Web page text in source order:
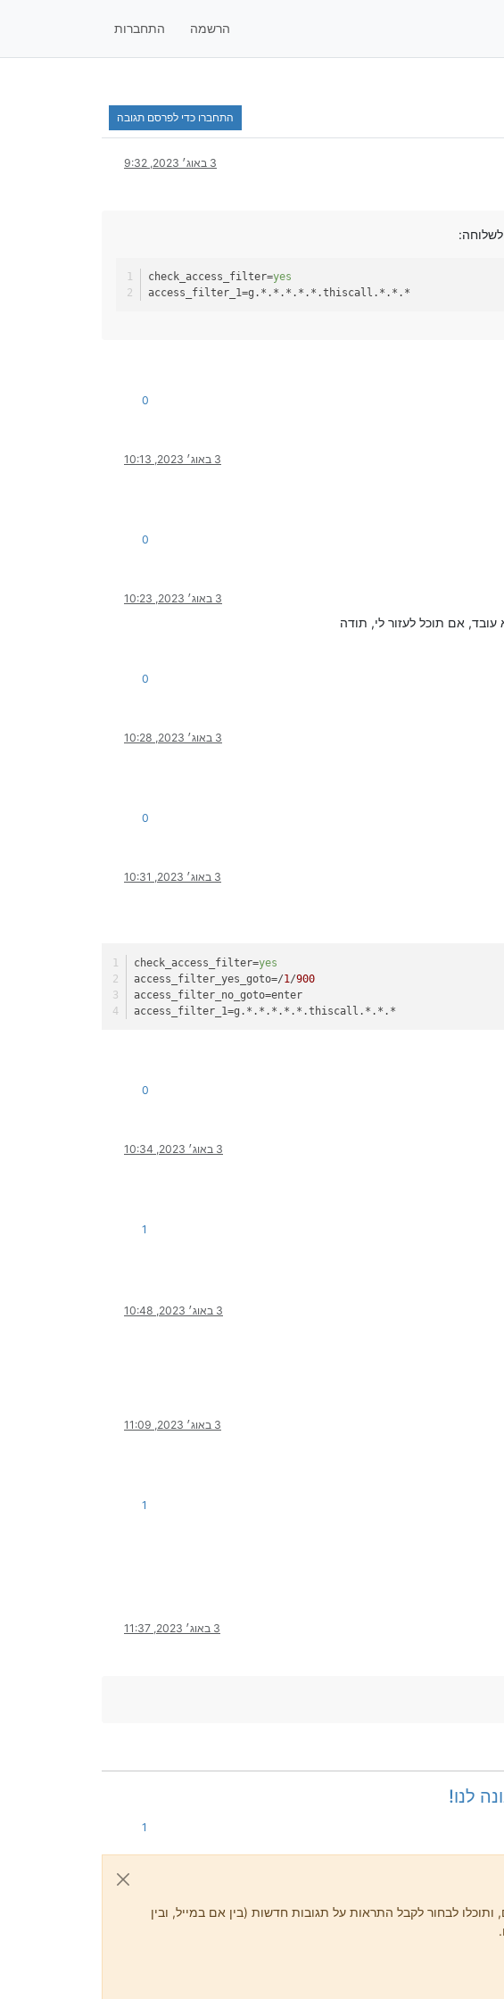
הרשמה התחברות
התחברו כדי לפרסם תגובה
3 באוג׳ 2023, 9:32
check_access_filter=yes
access_filter_1=g.*.*.*.*.*.thiscall.*.*.*
0
3 באוג׳ 2023, 10:13
0
3 באוג׳ 2023, 10:23
אם תוכל לעזור לי, תודה
0
3 באוג׳ 2023, 10:28
0
3 באוג׳ 2023, 10:31
check_access_filter=yes
access_filter_yes_goto=/1 /900
access_filter_no_goto=enter
access_filter_1=g.*.*.*.*.*.thiscall.*.*.*
0
3 באוג׳ 2023, 10:34
1
3 באוג׳ 2023, 10:48
3 באוג׳ 2023, 11:09
1
3 באוג׳ 2023, 11:37
לנו!
1
לבחור לקבל התראות על תגובות חדשות (בין אם במייל, ובין